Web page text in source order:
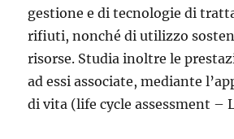
gestione e di tecnologie di
rifiuti, nonché di utilizzo
risorse. Studia inoltre le
ad essi associate, mediante
di vita (life cycle assessment –